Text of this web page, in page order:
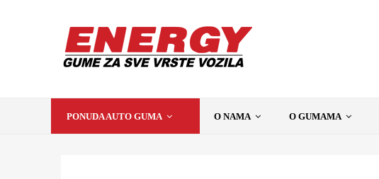
PONUDA AUTO GUMA O NAMA O GUMAMA